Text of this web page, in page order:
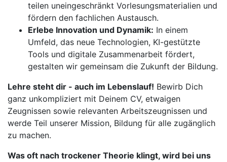
teilen uneingeschränkt Vorlesungsmaterialien und
fördern den fachlichen Austausch.
Erlebe Innovation und Dynamik: In einem
Umfeld, das neue Technologien, KI-gestützte
Tools und digitale Zusammenarbeit fördert,
gestalten wir gemeinsam die Zukunft der Bildung.
Lehre steht dir - auch im Lebenslauf! Bewirb Dich
ganz unkompliziert mit Deinem CV, etwaigen
Zeugnissen sowie relevanten Arbeitszeugnissen und
werde Teil unserer Mission, Bildung für alle zugänglich
zu machen.
Was oft nach trockener Theorie klingt, wird bei uns